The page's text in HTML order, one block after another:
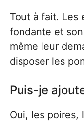
Tout à fait. Les
fondante et
même leur
disposer les
Puis-je
Oui, les poires,